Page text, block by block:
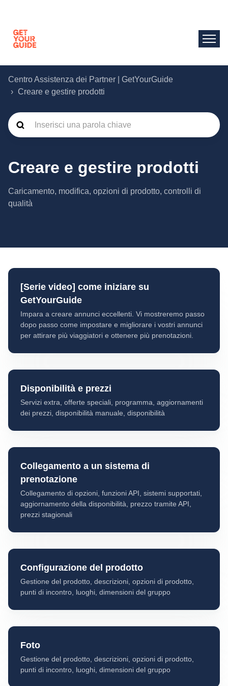
Centro Assistenza dei Partner | GetYourGuide
Creare e gestire prodotti
Creare e gestire prodotti
Caricamento, modifica, opzioni di prodotto, controlli di
qualità
[Serie video] come iniziare su
GetYourGuide
Impara a creare annunci eccellenti. Vi mostreremo passo
dopo passo come impostare e migliorare i vostri annunci
per attirare più viaggiatori e ottenere più prenotazioni.
Disponibilità e prezzi
Servizi extra, offerte speciali, programma, aggiornamenti
dei prezzi, disponibilità manuale, disponibilità
Collegamento a un sistema di
prenotazione
Collegamento di opzioni, funzioni API, sistemi supportati,
aggiornamento della disponibilità, prezzo tramite API,
prezzi stagionali
Configurazione del prodotto
Gestione del prodotto, descrizioni, opzioni di prodotto,
punti di incontro, luoghi, dimensioni del gruppo
Foto
Gestione del prodotto, descrizioni, opzioni di prodotto,
punti di incontro, luoghi, dimensioni del gruppo